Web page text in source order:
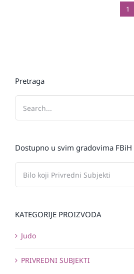
1
Pretraga
Dostupno u svim gradovima FBiH
KATEGORIJE PROIZVODA
Judo
PRIVREDNI SUBJEKTI